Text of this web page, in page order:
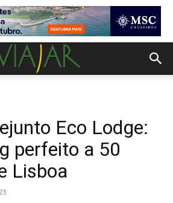
Eco Lodge:
perfeito a 50
Lisboa